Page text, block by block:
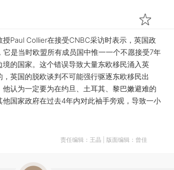
Paul Collier在接受CNBC采访时表示，英国政
它是当时欧盟所有成员国中惟一一个不愿接受7年
的国家。这个错误导致大量东欧移民涌入英
英国的脱欧谈判不可能强行驱逐东欧移民出
认为一定要为在约旦、土耳其、黎巴嫩避难的
国家政府在过去4年内对此袖手旁观，导致一小
责任编辑：王晶 | 版面编辑：曾佳